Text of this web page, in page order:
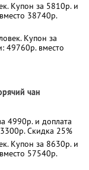
Купон за 5810р. и
38740р.
Купон за
49760р. вместо
чан
4990р. и доплата
Скидка 25%
Купон за 8630р. и
57540р.